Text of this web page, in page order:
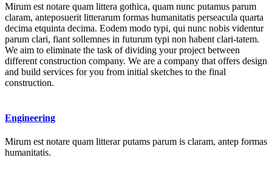
Mirum est notare quam littera gothica, quam nunc putamus parum
claram, anteposuerit litterarum formas humanitatis perseacula quarta
decima etquinta decima. Eodem modo typi, qui nunc nobis videntur
parum clari, fiant sollemnes in futurum typi non habent clari-tatem.
We aim to eliminate the task of dividing your project between
different construction company. We are a company that offers design
and build services for you from initial sketches to the final
construction.
Engineering
Mirum est notare quam litterar putams parum is claram, antep formas
humanitatis.